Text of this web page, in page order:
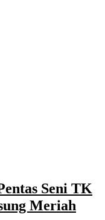
Seni TK
Meriah